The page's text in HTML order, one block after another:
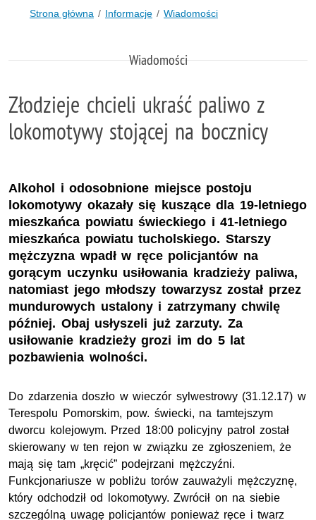
Strona główna Informacje Wiadomości
Wiadomości
Złodzieje chcieli ukraść paliwo z
lokomotywy stojącej na bocznicy
Alkohol i odosobnione miejsce postoju
lokomotywy okazały się kuszące dla 19-letniego
mieszkańca powiatu świeckiego i 41-letniego
mieszkańca powiatu tucholskiego. Starszy
mężczyzna wpadł w ręce policjantów na
gorącym uczynku usiłowania kradzieży paliwa,
natomiast jego młodszy towarzysz został przez
mundurowych ustalony i zatrzymany chwilę
później. Obaj usłyszeli już zarzuty. Za
usiłowanie kradzieży grozi im do 5 lat
pozbawienia wolności.
Do zdarzenia doszło w wieczór sylwestrowy (31.12.17) w
Terespolu Pomorskim, pow. świecki, na tamtejszym
dworcu kolejowym. Przed 18:00 policyjny patrol został
skierowany w ten rejon w związku ze zgłoszeniem, że
mają się tam „kręcić” podejrzani mężczyźni.
Funkcjonariusze w pobliżu torów zauważyli mężczyznę,
który odchodził od lokomotywy. Zwrócił on na siebie
szczególną uwagę policjantów ponieważ ręce i twarz